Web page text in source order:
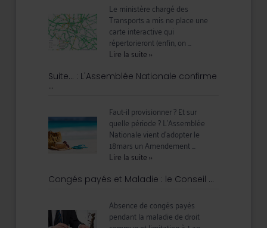
Le ministère chargé des
Transports a mis ne place une
carte interactive qui
répertorieront (enfin, on ...
Lire la suite››
Suite… : L'Assemblée Nationale confirme
...
Faut-il provisionner ? Et sur
quelle période ? L’Assemblée
Nationale vient d’adopter le
18mars un Amendement ...
Lire la suite››
Congés payés et Maladie : le Conseil ...
Absence de congés payés
pendant la maladie de droit